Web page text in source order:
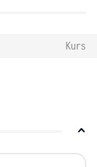
Kurs